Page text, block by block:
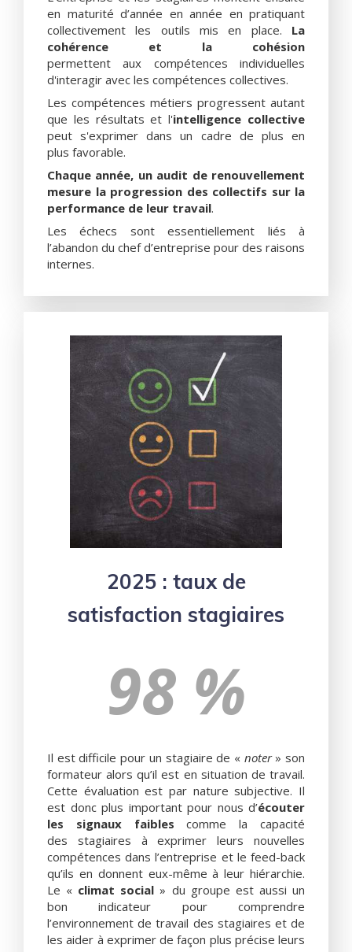
en maturité d’année en année en pratiquant
collectivement les outils mis en place. La
cohérence et la cohésion
permettent aux compétences individuelles
d'interagir avec les compétences collectives.
Les compétences métiers progressent autant
que les résultats et l'intelligence collective
peut s'exprimer dans un cadre de plus en
plus favorable.
Chaque année, un audit de renouvellement
mesure la progression des collectifs sur la
performance de leur travail.
Les échecs sont essentiellement liés à
l’abandon du chef d’entreprise pour des raisons
internes.
2025 : taux de
satisfaction stagiaires
98 %
Il est difficile pour un stagiaire de « noter» son
formateur alors qu’il est en situation de travail.
Cette évaluation est par nature subjective. Il
est donc plus important pour nous d’écouter
les signaux faibles comme la capacité
des stagiaires à exprimer leurs nouvelles
compétences dans l’entreprise et le feed-back
qu’ils en donnent eux-même à leur hiérarchie.
Le « climat social » du groupe est aussi un
bon indicateur pour comprendre
l’environnement de travail des stagiaires et de
les aider à exprimer de façon plus précise leurs